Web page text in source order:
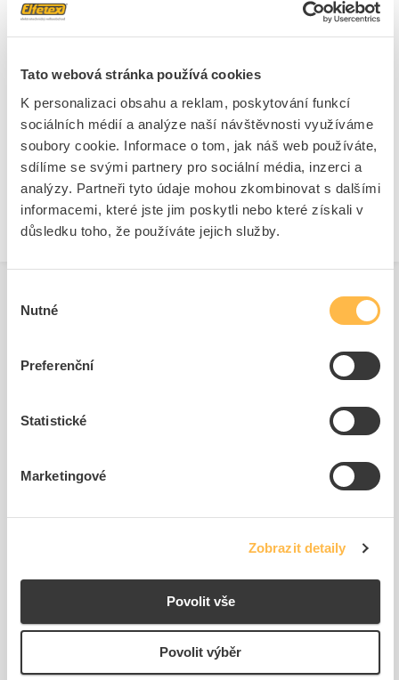
Tato webová stránka používá cookies
K personalizaci obsahu a reklam, poskytování funkcí
sociálních médií a analýze naší návštěvnosti využíváme
soubory cookie. Informace o tom, jak náš web používáte,
sdílíme se svými partnery pro sociální média, inzerci a
analýzy. Partneři tyto údaje mohou zkombinovat s dalšími
informacemi, které jste jim poskytli nebo které získali v
důsledku toho, že používáte jejich služby.
souhlasu
Nutné
Preferenční
Statistické
Marketingové
Zobrazit detaily
Povolit vše
Povolit výběr
krátká/dlouhá otočná páčka nebo otočný knoflík,
Značka SIEMENS
Přední kryty pro přepínače
Druh ochrany ( NEMA) 4X
SIEMENS Modul LED
K objednání
SIEMENS Modul LED
Kód ELFETEX 11.254.587
K objednání